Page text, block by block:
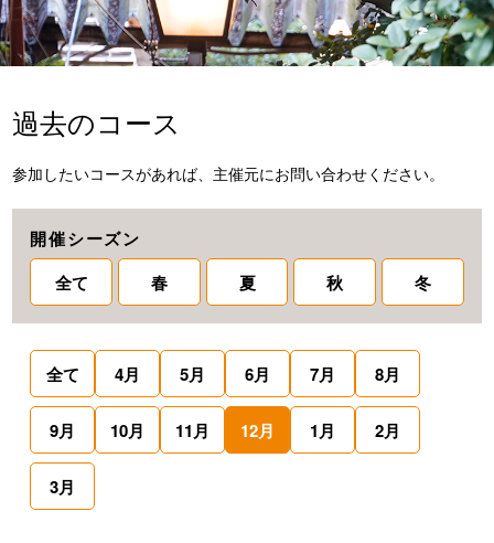
過去のコース
参加したいコースがあれば、主催元にお問い合わせください。
開催シーズン
全て
春 夏 秋 冬
全て 4月 5月 6月 7月 8月
9月 10月 11月 12月 1月 2月
3月